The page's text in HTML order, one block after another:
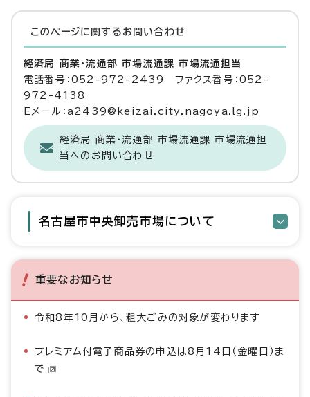
このページに関する お問い合わせ
経済局 商業・流通部 市場流通課 市場流通担当
電話番号：052-972-2439 ファクス番号：052-
972-4138
Eメール：a2439@keizai.city.nagoya.lg.jp
経済局 商業・流通部 市場流通課 市場流通担
当へのお問い合わせ
名古屋市中央卸売市場について
重要なお知らせ
令和8年10月から、粗大ごみの対象が変わります
プレミアム付電子商品券の申込は8月14日（金曜日）ま
で